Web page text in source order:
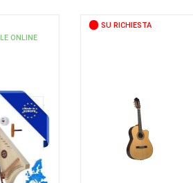
ONLINE
SU RICHIESTA